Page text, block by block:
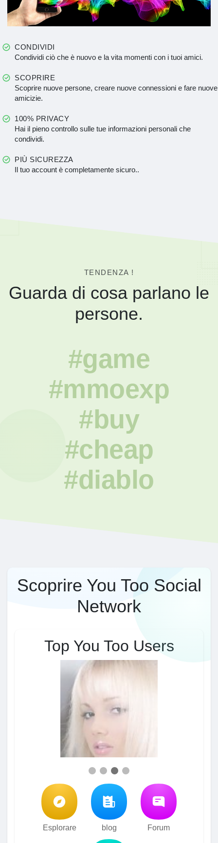
CONDIVIDI
Condividi ciò che è nuovo e la vita momenti con i tuoi amici.
SCOPRIRE
Scoprire nuove persone, creare nuove connessioni e fare nuove
amicizie.
100% PRIVACY
Hai il pieno controllo sulle tue informazioni personali che
condividi.
PIÙ SICUREZZA
Il tuo account è completamente sicuro..
TENDENZA !
Guarda di cosa parlano le
persone.
#game
#mmoexp
#buy
#cheap
#diablo
Scoprire You Too Social
Network
Top You Too Users
Esplorare blog Forum